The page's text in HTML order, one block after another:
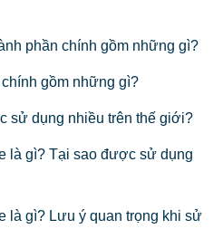
phần chính gồm những gì?
gồm những gì?
sử dụng nhiều trên thế giới?
là gì? Tại sao được sử dụng
là gì? Lưu ý quan trọng khi sử